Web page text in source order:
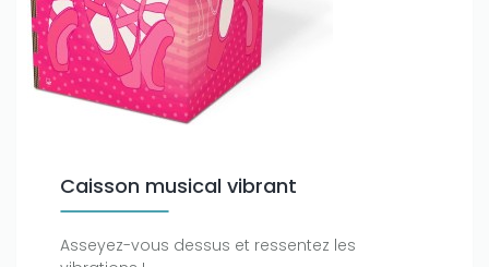
Caisson musical vibrant
Asseyez-vous dessus et ressentez les